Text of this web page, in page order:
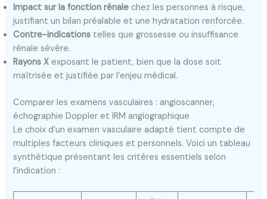
Impact sur la fonction rénale chez les personnes à risque,
justifiant un bilan préalable et une hydratation renforcée.
Contre-indications telles que grossesse ou insuffisance
rénale sévère.
Rayons X exposant le patient, bien que la dose soit
maîtrisée et justifiée par l’enjeu médical.
Comparer les examens vasculaires : angioscanner,
échographie Doppler et IRM angiographique
Le choix d’un examen vasculaire adapté tient compte de
multiples facteurs cliniques et personnels. Voici un tableau
synthétique présentant les critères essentiels selon
l’indication :